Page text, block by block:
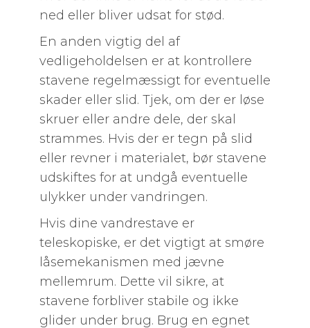
ned eller bliver udsat for stød.
En anden vigtig del af
vedligeholdelsen er at kontrollere
stavene regelmæssigt for eventuelle
skader eller slid. Tjek, om der er løse
skruer eller andre dele, der skal
strammes. Hvis der er tegn på slid
eller revner i materialet, bør stavene
udskiftes for at undgå eventuelle
ulykker under vandringen.
Hvis dine vandrestave er
teleskopiske, er det vigtigt at smøre
låsemekanismen med jævne
mellemrum. Dette vil sikre, at
stavene forbliver stabile og ikke
glider under brug. Brug en egnet